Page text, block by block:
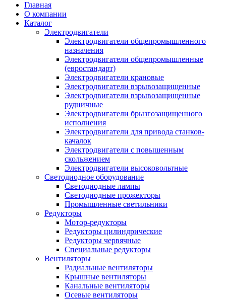
Главная
О компании
Каталог
Электродвигатели
Электродвигатели общепромышленного
назначения
Электродвигатели общепромышленные
(евростандарт)
Электродвигатели крановые
Электродвигатели взрывозащищенные
Электродвигатели взрывозащищенные
рудничные
Электродвигатели брызгозащищенного
исполнения
Электродвигатели для привода станков-
качалок
Электродвигатели с повышенным
скольжением
Электродвигатели высоковольтные
Светодиодное оборудование
Светодиодные лампы
Светодиодные прожекторы
Промышленные светильники
Редукторы
Мотор-редукторы
Редукторы цилиндрические
Редукторы червячные
Специальные редукторы
Вентиляторы
Радиальные вентиляторы
Крышные вентиляторы
Канальные вентиляторы
Осевые вентиляторы